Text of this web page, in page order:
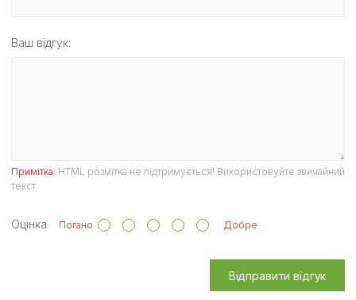
Ваш відгук:
Примітка: HTML розмітка не підтримується! Використовуйте звичайний
текст.
Оцінка Погано Добре
Відправити відгук